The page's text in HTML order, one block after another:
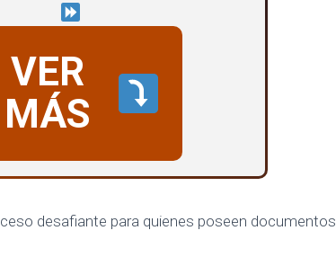
VER
MÁS
desafiante para quienes poseen documentos